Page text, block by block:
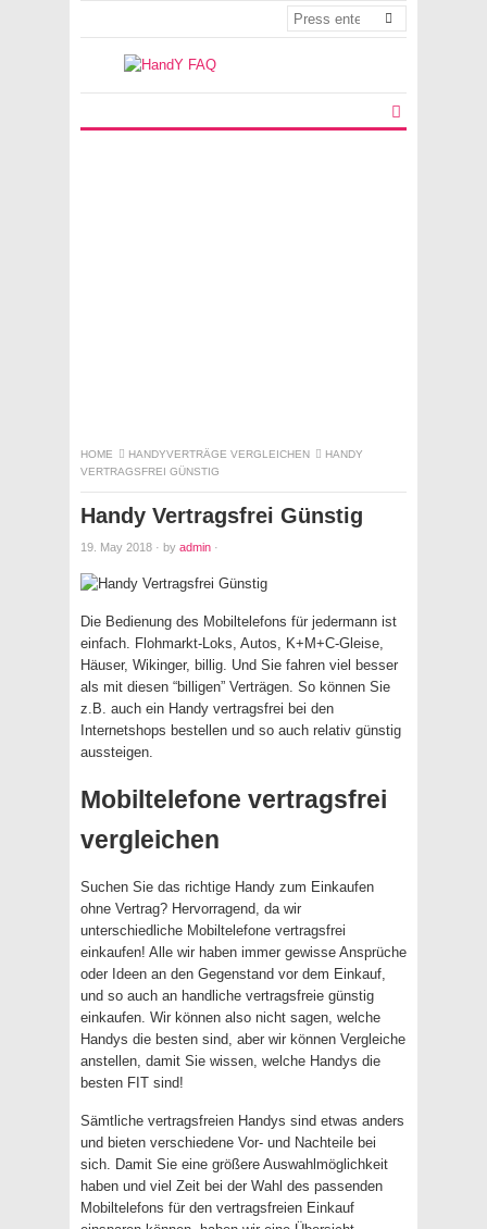
HOME HANDYVERTRÄGE VERGLEICHEN
HANDY
VERTRAGSFREI GÜNSTIG
Handy Vertragsfrei Günstig
19. May 2018 · by admin ·
Die Bedienung des Mobiltelefons für jedermann ist
einfach. Flohmarkt-Loks, Autos, K+M+C-Gleise,
Häuser, Wikinger, billig. Und Sie fahren viel besser
als mit diesen “billigen” Verträgen. So können Sie
z.B. auch ein Handy vertragsfrei bei den
Internetshops bestellen und so auch relativ günstig
aussteigen.
Mobiltelefone vertragsfrei
vergleichen
Suchen Sie das richtige Handy zum Einkaufen
ohne Vertrag? Hervorragend, da wir
unterschiedliche Mobiltelefone vertragsfrei
einkaufen! Alle wir haben immer gewisse Ansprüche
oder Ideen an den Gegenstand vor dem Einkauf,
und so auch an handliche vertragsfreie günstig
einkaufen. Wir können also nicht sagen, welche
Handys die besten sind, aber wir können Vergleiche
anstellen, damit Sie wissen, welche Handys die
besten FIT sind!
Sämtliche vertragsfreien Handys sind etwas anders
und bieten verschiedene Vor- und Nachteile bei
sich. Damit Sie eine größere Auswahlmöglichkeit
haben und viel Zeit bei der Wahl des passenden
Mobiltelefons für den vertragsfreien Einkauf